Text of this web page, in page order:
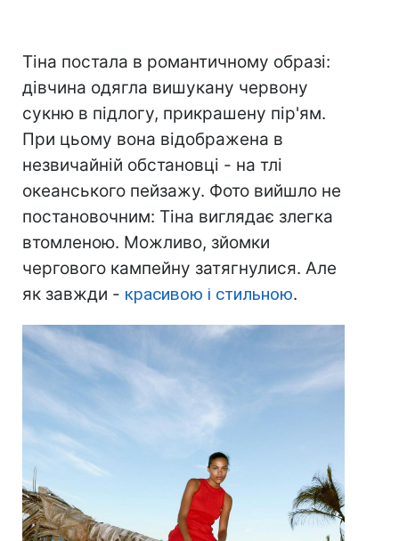
Тіна постала в романтичному образі:
дівчина одягла вишукану червону
сукню в підлогу, прикрашену пір'ям.
При цьому вона відображена в
незвичайній обстановці - на тлі
океанського пейзажу. Фото вийшло не
постановочним: Тіна виглядає злегка
втомленою. Можливо, зйомки
чергового кампейну затягнулися. Але
як завжди - красивою і стильною.